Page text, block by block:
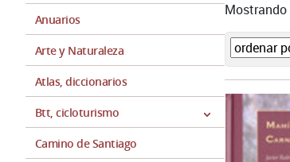
Anuarios
Arte y Naturaleza
Atlas, diccionarios
Btt, cicloturismo
Camino de Santiago
Mostrando